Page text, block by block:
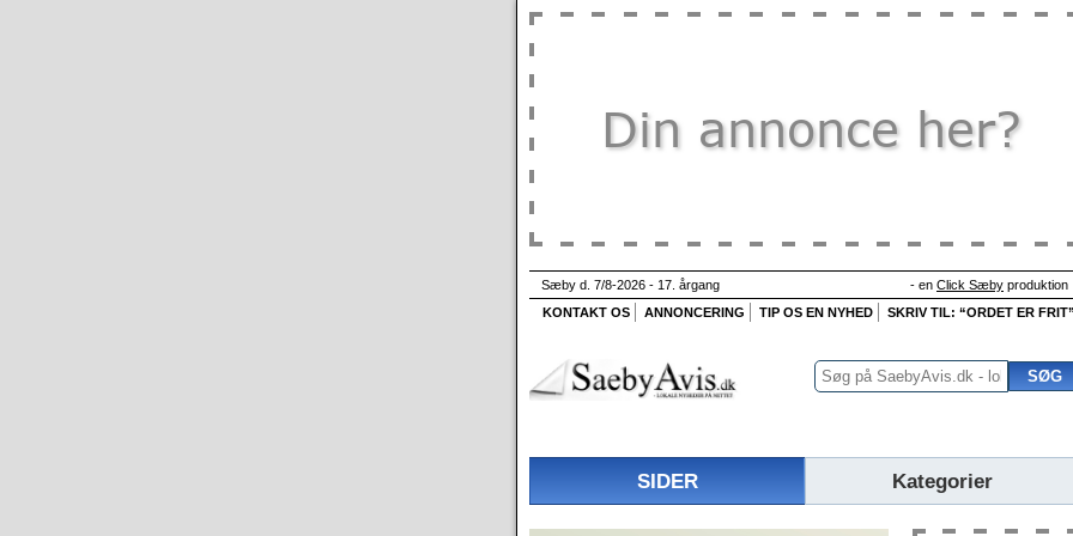
Sæby d. 7/8-2026 - 17. årgang - en Click Sæby produktion
KONTAKT OS
ANNONCERING TIP OS EN NYHED SKRIV TIL: “ORDET ER
SIDER Kategorier